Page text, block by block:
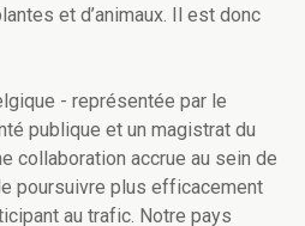
et d’animaux. Il est donc
- représentée par le
publique et un magistrat du
collaboration accrue au sein de
poursuivre plus efficacement
au trafic. Notre pays